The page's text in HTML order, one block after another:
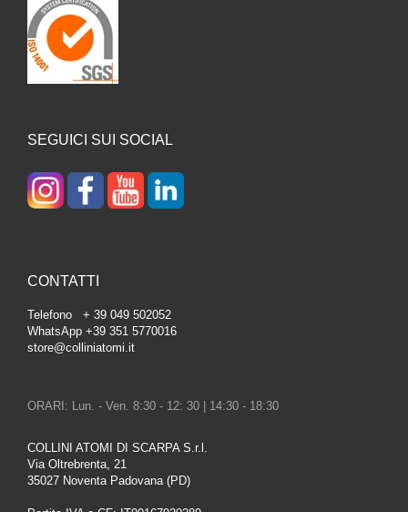
SEGUICI SUI SOCIAL
CONTATTI
Telefono + 39 049 502052
WhatsApp +39 351 5770016
store@colliniatomi.it
ORARI: Lun. - Ven. 8:30 - 12: 30 | 14:30 - 18:30
COLLINI ATOMI DI SCARPA S.r.l.
Via Oltrebrenta, 21
35027 Noventa Padovana (PD)